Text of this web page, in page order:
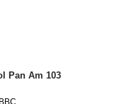
Pan Am 103